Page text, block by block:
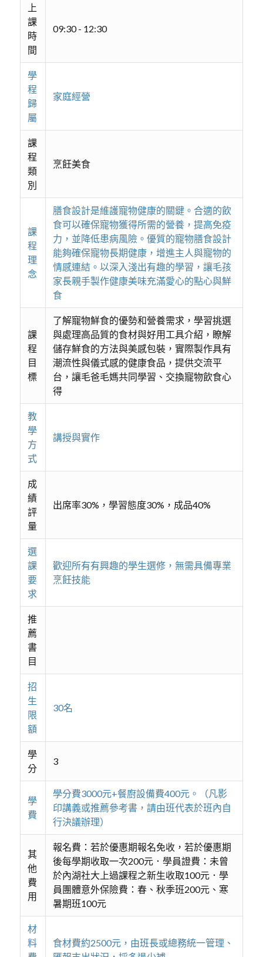
上
課
時
間
09:30 - 12:30
學
程
歸
屬
家庭經營
課
程
類
別
烹飪美食
課
程
理
念
膳食設計是維護寵物健康的關鍵。合適的飲
食可以確保寵物獲得所需的營養，提高免疫
力，並降低患病風險。優質的寵物膳食設計
能夠確保寵物長期健康，增進主人與寵物的
情感連結。以深入淺出有趣的學習，讓毛孩
家長親手製作健康美味充滿愛心的點心與鮮
食
課
程
目
標
了解寵物鮮食的優勢和營養需求，學習挑選
與處理高品質的食材與好用工具介紹，瞭解
儲存鮮食的方法與美感包裝，實際製作具有
潮流性與儀式感的健康食品，提供交流平
台，讓毛爸毛媽共同學習、交換寵物飲食心
得
教
學
方
式
講授與實作
成
績
評
量
出席率30%，學習態度30%，成品40%
選
課
要
求
歡迎所有有興趣的學生選修，無需具備專業
烹飪技能
推
薦
書
目
招
生
限
額
30名
學
分
3
學
費
學分費3000元+餐廚設備費400元。（凡影
印講義或推薦參考書，請由班代表於班內自
行決議辦理）
其
他
費
用
報名費：若於優惠期報名免收，若於優惠期
後每學期收取一次200元．學員證費：未曾
於內湖社大上過課程之新生收取100元．學
員團體意外保險費：春、秋季班200元、寒
暑期班100元
材
料
食材費約2500元，由班長或總務統一管理、